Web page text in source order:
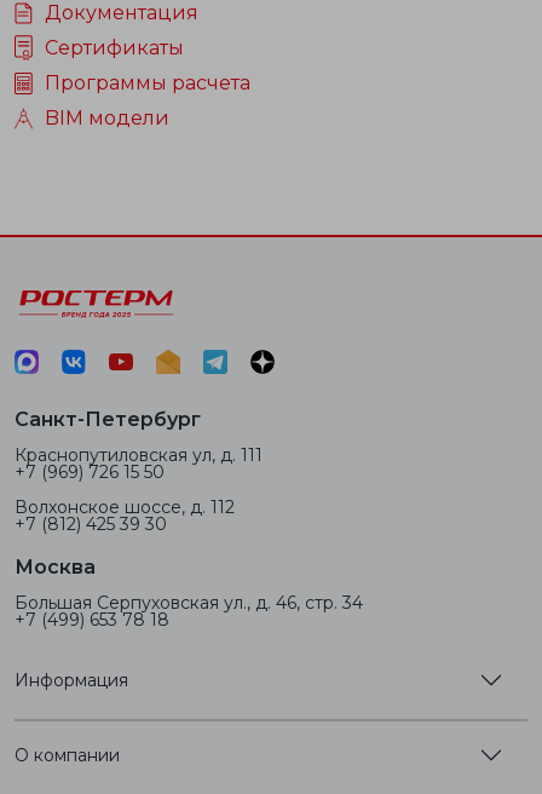
Документация
Сертификаты
Программы расчета
BIM модели
Санкт-Петербург
Краснопутиловская ул, д. 111
+7 (969) 726 15 50
Волхонское шоссе, д. 112
+7 (812) 425 39 30
Москва
Большая Серпуховская ул., д. 46, стр. 34
+7 (499) 653 78 18
Информация
О компании